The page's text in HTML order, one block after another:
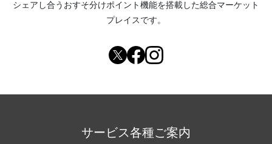
シェアし合う おすそ分けポイント機能を搭載した総合マーケット
プレイスです。
サービス各種ご案内